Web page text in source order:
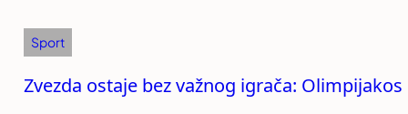
Sport
Zvezda ostaje bez važnog igrača: